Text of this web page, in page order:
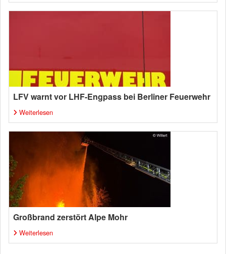
LFV warnt vor LHF-Engpass bei Berliner Feuerwehr
Weiterlesen
Großbrand zerstört Alpe Mohr
Weiterlesen